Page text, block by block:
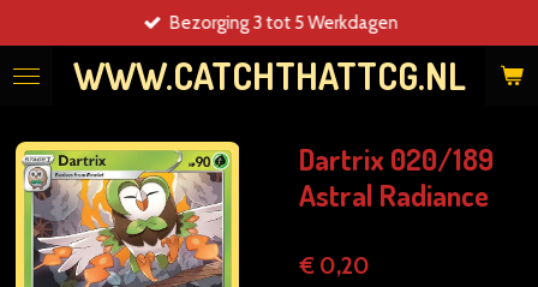
direct
naar
WWW.CATCHTHATTCG.NL
Bezorging 3 tot 5 Werkdagen
Dartrix 020/189
Astral Radiance
€ 0,20